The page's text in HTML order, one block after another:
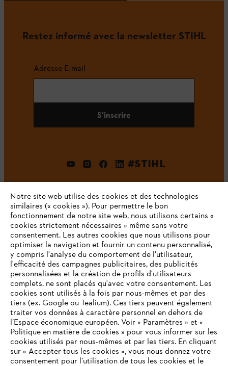
Restez informé avec la newsletter STIHL
Adresse E-mail
S'inscrire
#STIHL
L'Entreprise
STIHL FAQ
Contact
Notre site web utilise des cookies et des technologies
similaires (« cookies »). Pour permettre le bon
fonctionnement de notre site web, nous utilisons certains «
cookies strictement nécessaires » même sans votre
consentement. Les autres cookies que nous utilisons pour
optimiser la navigation et fournir un contenu personnalisé,
y compris l'analyse du comportement de l'utilisateur,
l'efficacité des campagnes publicitaires, des publicités
personnalisées et la création de profils d'utilisateurs
complets, ne sont placés qu'avec votre consentement. Les
cookies sont utilisés à la fois par nous-mêmes et par des
tiers (ex. Google ou Tealium). Ces tiers peuvent également
traiter vos données à caractère personnel en dehors de
l’Espace économique européen. Voir « Paramètres » et «
Politique en matière de cookies » pour vous informer sur les
cookies utilisés par nous-mêmes et par les tiers. En cliquant
sur « Accepter tous les cookies », vous nous donnez votre
consentement pour l’utilisation de tous les cookies et le